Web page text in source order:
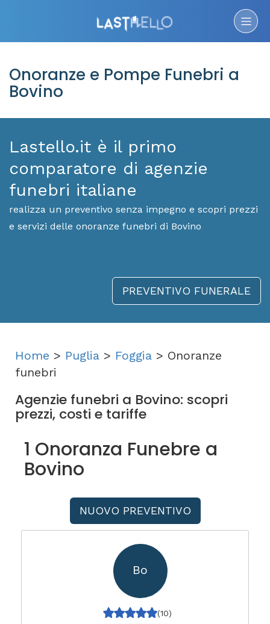
Onoranze e Pompe Funebri a
Bovino
Lastello.it è il primo
comparatore di agenzie
funebri italiane
realizza un preventivo senza impegno e scopri prezzi
e servizi delle onoranze funebri di Bovino
PREVENTIVO FUNERALE
Home > Puglia > Foggia > Onoranze
funebri
Agenzie funebri a Bovino: scopri
prezzi, costi e tariffe
1 Onoranza Funebre a
Bovino
NUOVO PREVENTIVO
Bo
(10)